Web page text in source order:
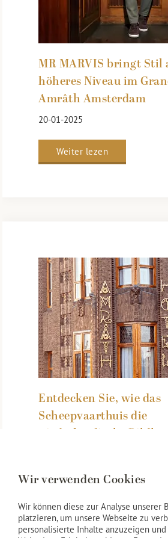
MR MARVIS bringt Stil
höheres Niveau im
Amrâth Amsterdam
20-01-2025
Weiter lezen
Entdecken Sie, wie das
Scheepvaarthuis die
niederländische
Weiter lezen
Wir verwenden Cookies
Wir können diese zur Analyse unserer
platzieren, um unsere Webseite zu
personalisierte Inhalte anzuzeigen